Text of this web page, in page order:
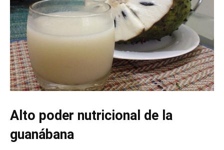
Alto poder nutricional de la
guanábana